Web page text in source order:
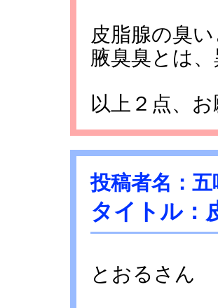
皮脂腺の臭
腋臭臭とは
以上２点、
投稿者名：五
タイトル：
とおるさん